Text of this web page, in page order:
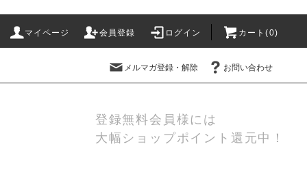
マイページ 会員登録 ログイン カート(0)
メルマガ登録・解除 お問い合わせ
登録無料会員様には
大幅ショップポイント還元中！